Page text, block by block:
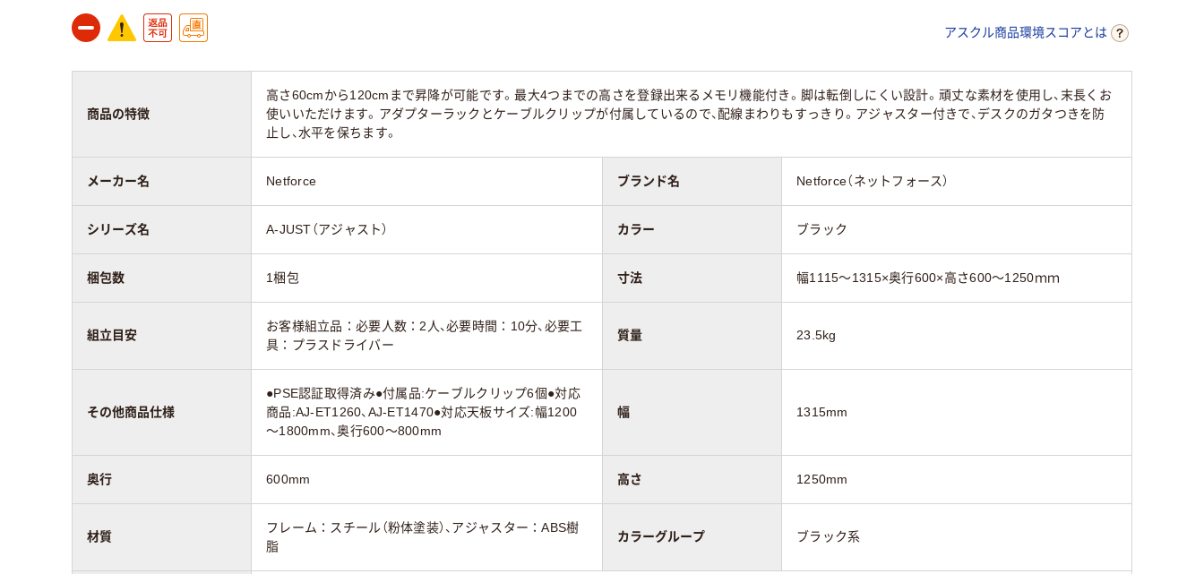
アスクル商品環境スコアとは
商品の特徴
高さ60cmから120cmまで昇降が可能です。最大4つまでの高さを登録出来るメモリ機能付き。脚は転倒しにくい設計。頑丈な素材を使用し、末長くお
使いいただけます。アダプターラックとケーブルクリップが付属しているので、配線まわりもすっきり。アジャスター付きで、デスクのガタつきを防
止し、水平を保ちます。
メーカー名 Netforce ブランド名 Netforce（ネットフォース）
シリーズ名 A-JUST（アジャスト） カラー ブラック
梱包数 1梱包 寸法 幅1115～1315×奥行600×高さ600～1250ｍｍ
組立目安
お客様組立品：必要人数：2人、必要時間：10分、必要工
具：プラスドライバー
質量 23.5kg
その他商品仕様
●PSE認証取得済み●付属品:ケーブルクリップ6個●対応
商品:AJ-ET1260、AJ-ET1470●対応天板サイズ:幅1200
～1800mm、奥行600～800mm
幅 1315mm
奥行 600mm 高さ 1250mm
材質
フレーム：スチール（粉体塗装）、アジャスター：ABS樹
脂
カラーグループ ブラック系